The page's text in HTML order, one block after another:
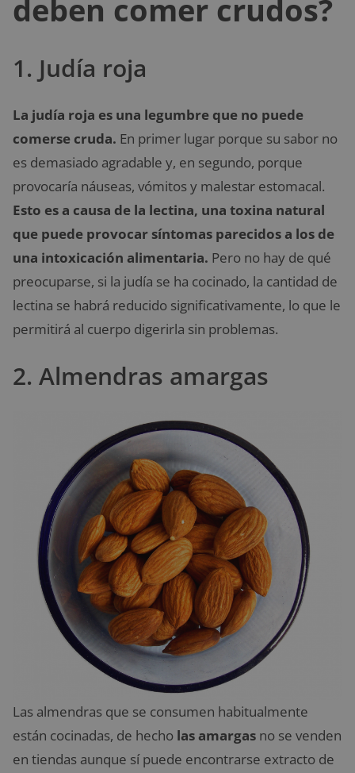
deben comer crudos?
1. Judía roja
La judía roja es una legumbre que no puede
comerse cruda. En primer lugar porque su sabor no
es demasiado agradable y, en segundo, porque
provocaría náuseas, vómitos y malestar estomacal.
Esto es a causa de la lectina, una toxina natural
que puede provocar síntomas parecidos a los de
una intoxicación alimentaria. Pero no hay de qué
preocuparse, si la judía se ha cocinado, la cantidad de
lectina se habrá reducido significativamente, lo que le
permitirá al cuerpo digerirla sin problemas.
2. Almendras amargas
Las almendras que se consumen habitualmente
están cocinadas, de hecho las amargas no se venden
en tiendas aunque sí puede encontrarse extracto de